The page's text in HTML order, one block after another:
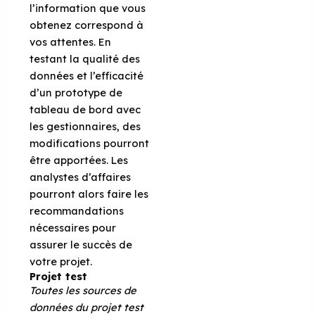
l’information que vous
obtenez correspond à
vos attentes. En
testant la qualité des
données et l’efficacité
d’un prototype de
tableau de bord avec
les gestionnaires, des
modifications pourront
être apportées. Les
analystes d’affaires
pourront alors faire les
recommandations
nécessaires pour
assurer le succès de
votre projet.
Projet test
Toutes les sources de
données du projet test